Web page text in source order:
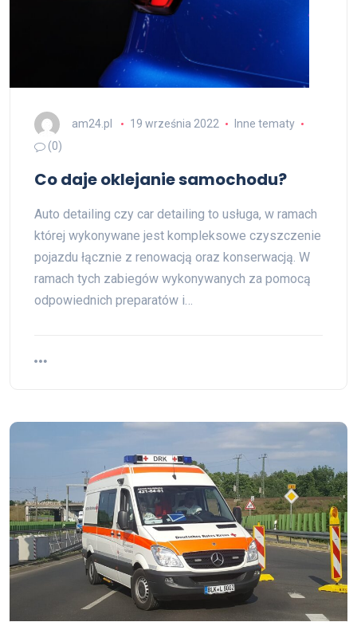
am24.pl 19 września 2022
Inne tematy
(0)
Co daje oklejanie samochodu?
Auto detailing czy car detailing to usługa, w ramach
której wykonywane jest kompleksowe czyszczenie
pojazdu łącznie z renowacją oraz konserwacją. W
ramach tych zabiegów wykonywanych za pomocą
odpowiednich preparatów i…